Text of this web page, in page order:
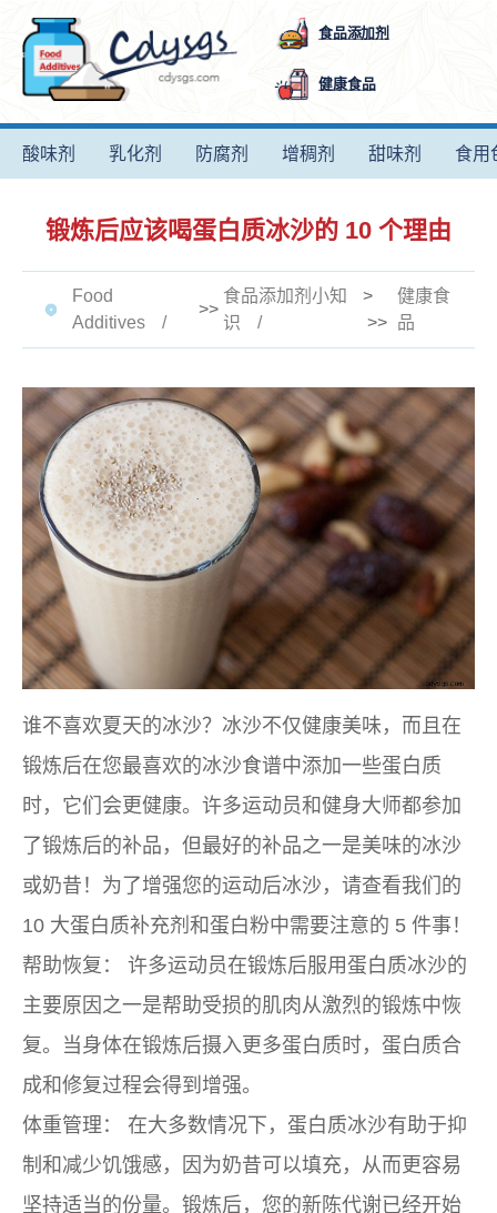
食品添加剂
健康食品
酸味剂 乳化剂 防腐剂 增稠剂 甜味剂 食用
锻炼后应该喝蛋白质冰沙的 10 个理由
Food
Additives
>>
食品添加剂小知
识
>
>>
健康食
品
谁不喜欢夏天的冰沙？冰沙不仅健康美味，而且在
锻炼后在您最喜欢的冰沙食谱中添加一些蛋白质
时，它们会更健康。许多运动员和健身大师都参加
了锻炼后的补品，但最好的补品之一是美味的冰沙
或奶昔！为了增强您的运动后冰沙，请查看我们的
10 大蛋白质补充剂和蛋白粉中需要注意的 5 件事！
帮助恢复：
许多运动员在锻炼后服用蛋白质冰沙的
主要原因之一是帮助受损的肌肉从激烈的锻炼中恢
复。当身体在锻炼后摄入更多蛋白质时，蛋白质合
成和修复过程会得到增强。
体重管理：
在大多数情况下，蛋白质冰沙有助于抑
制和减少饥饿感，因为奶昔可以填充，从而更容易
坚持适当的份量。锻炼后，您的新陈代谢已经开始